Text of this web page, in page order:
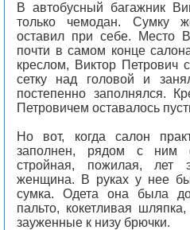
В автобусный багажник
только чемодан. Сумку
оставил при себе. Место
почти в самом конце
креслом, Виктор Петрович
сетку над головой и
постепенно заполнялся.
Петровичем оставалось
Но вот, когда салон
заполнен, рядом с ним
стройная, пожилая, лет
женщина. В руках у нее
сумка. Одета она была
пальто, кокетливая
зауженные к низу брючки.